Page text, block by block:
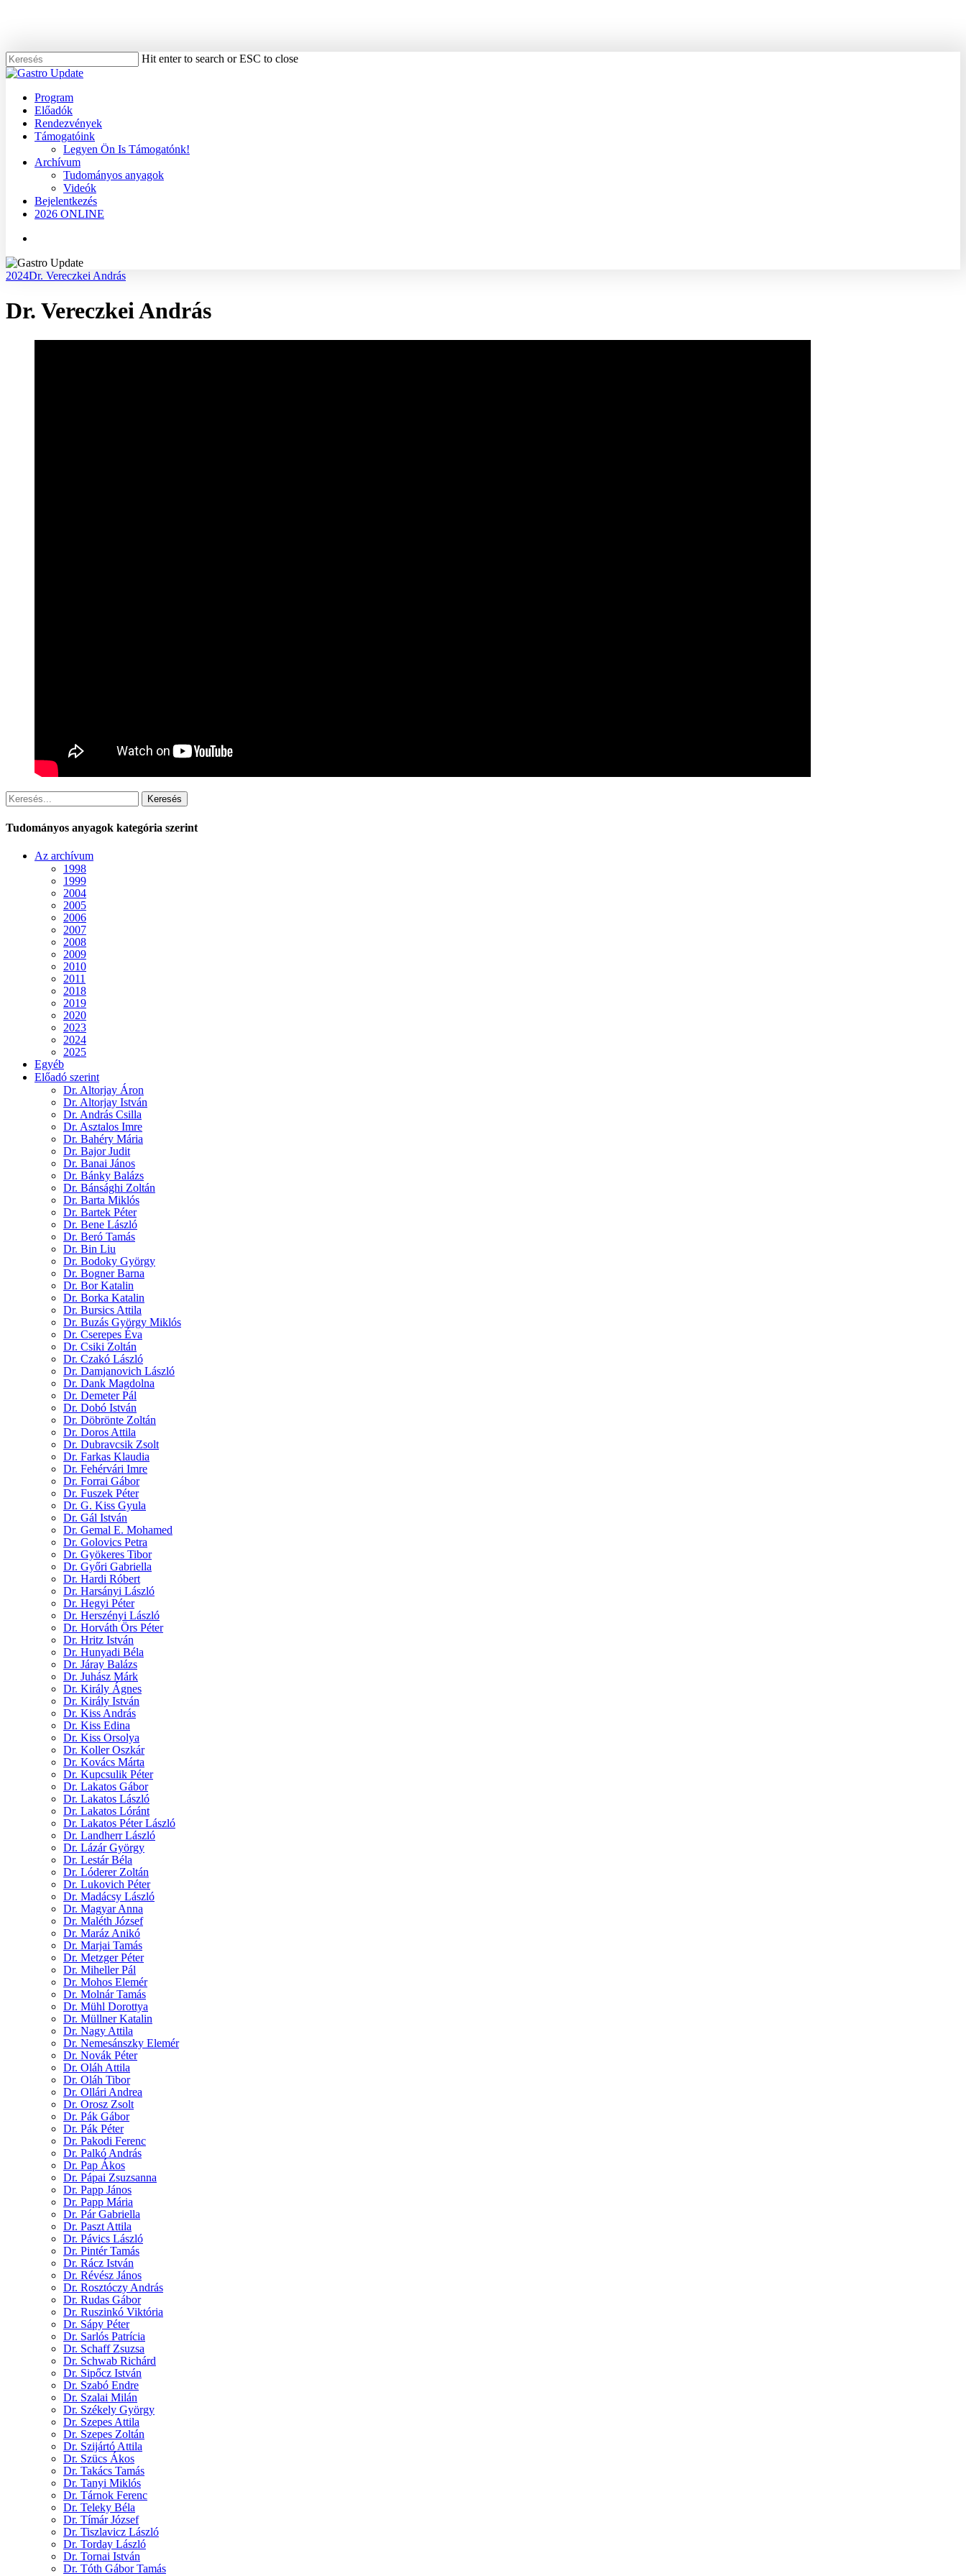
content
Hit enter to search or ESC to close
Close
Menu
Program
Előadók
Rendezvények
Támogatóink
Legyen Ön Is Támogatónk!
Archívum
Tudományos anyagok
Videók
Bejelentkezés
2026 ONLINE
2024Dr. Vereczkei András
Dr. Vereczkei András
Keresés
Tudományos anyagok kategória szerint
Az archívum
1998
1999
2004
2005
2006
2007
2008
2009
2010
2011
2018
2019
2020
2023
2024
2025
Egyéb
Előadó szerint
Dr. Altorjay Áron
Dr. Altorjay István
Dr. András Csilla
Dr. Asztalos Imre
Dr. Bahéry Mária
Dr. Bajor Judit
Dr. Banai János
Dr. Bánky Balázs
Dr. Bánsághi Zoltán
Dr. Barta Miklós
Dr. Bartek Péter
Dr. Bene László
Dr. Beró Tamás
Dr. Bin Liu
Dr. Bodoky György
Dr. Bogner Barna
Dr. Bor Katalin
Dr. Borka Katalin
Dr. Bursics Attila
Dr. Buzás György Miklós
Dr. Cserepes Éva
Dr. Csiki Zoltán
Dr. Czakó László
Dr. Damjanovich László
Dr. Dank Magdolna
Dr. Demeter Pál
Dr. Dobó István
Dr. Döbrönte Zoltán
Dr. Doros Attila
Dr. Dubravcsik Zsolt
Dr. Farkas Klaudia
Dr. Fehérvári Imre
Dr. Forrai Gábor
Dr. Fuszek Péter
Dr. G. Kiss Gyula
Dr. Gál István
Dr. Gemal E. Mohamed
Dr. Golovics Petra
Dr. Gyökeres Tibor
Dr. Győri Gabriella
Dr. Hardi Róbert
Dr. Harsányi László
Dr. Hegyi Péter
Dr. Herszényi László
Dr. Horváth Örs Péter
Dr. Hritz István
Dr. Hunyadi Béla
Dr. Járay Balázs
Dr. Juhász Márk
Dr. Király Ágnes
Dr. Király István
Dr. Kiss András
Dr. Kiss Edina
Dr. Kiss Orsolya
Dr. Koller Oszkár
Dr. Kovács Márta
Dr. Kupcsulik Péter
Dr. Lakatos Gábor
Dr. Lakatos László
Dr. Lakatos Lóránt
Dr. Lakatos Péter László
Dr. Landherr László
Dr. Lázár György
Dr. Lestár Béla
Dr. Lóderer Zoltán
Dr. Lukovich Péter
Dr. Madácsy László
Dr. Magyar Anna
Dr. Maléth József
Dr. Maráz Anikó
Dr. Marjai Tamás
Dr. Metzger Péter
Dr. Miheller Pál
Dr. Mohos Elemér
Dr. Molnár Tamás
Dr. Mühl Dorottya
Dr. Müllner Katalin
Dr. Nagy Attila
Dr. Nemesánszky Elemér
Dr. Novák Péter
Dr. Oláh Attila
Dr. Oláh Tibor
Dr. Ollári Andrea
Dr. Orosz Zsolt
Dr. Pák Gábor
Dr. Pák Péter
Dr. Pakodi Ferenc
Dr. Palkó András
Dr. Pap Ákos
Dr. Pápai Zsuzsanna
Dr. Papp János
Dr. Papp Mária
Dr. Pár Gabriella
Dr. Paszt Attila
Dr. Pávics László
Dr. Pintér Tamás
Dr. Rácz István
Dr. Révész János
Dr. Rosztóczy András
Dr. Rudas Gábor
Dr. Ruszinkó Viktória
Dr. Sápy Péter
Dr. Sarlós Patrícia
Dr. Schaff Zsuzsa
Dr. Schwab Richárd
Dr. Sipőcz István
Dr. Szabó Endre
Dr. Szalai Milán
Dr. Székely György
Dr. Szepes Attila
Dr. Szepes Zoltán
Dr. Szijártó Attila
Dr. Szücs Ákos
Dr. Takács Tamás
Dr. Tanyi Miklós
Dr. Tárnok Ferenc
Dr. Teleky Béla
Dr. Tímár József
Dr. Tiszlavicz László
Dr. Torday László
Dr. Tornai István
Dr. Tóth Gábor Tamás